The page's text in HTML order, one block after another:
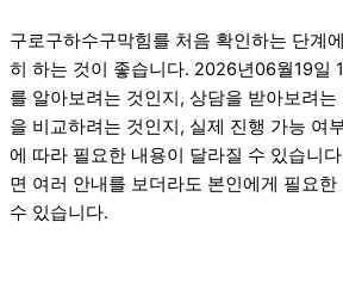
구로구하수구막힘를 처음 확인하는 단계
히 하는 것이 좋습니다. 2026년06월19일
를 알아보려는 것인지, 상담을 받아보려
을 비교하려는 것인지, 실제 진행 가능 여
에 따라 필요한 내용이 달라질 수 있습니
면 여러 안내를 보더라도 본인에게 필요
수 있습니다.